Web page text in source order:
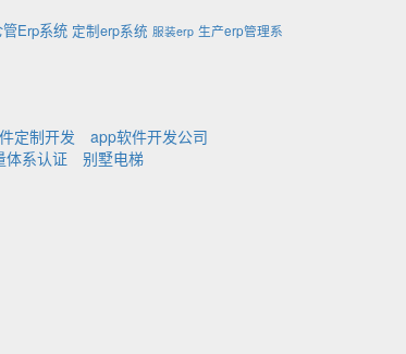
Erp系统 定制erp系统 服装erp 生产erp管理系
定制开发
app软件开发公司
体系认证
别墅电梯